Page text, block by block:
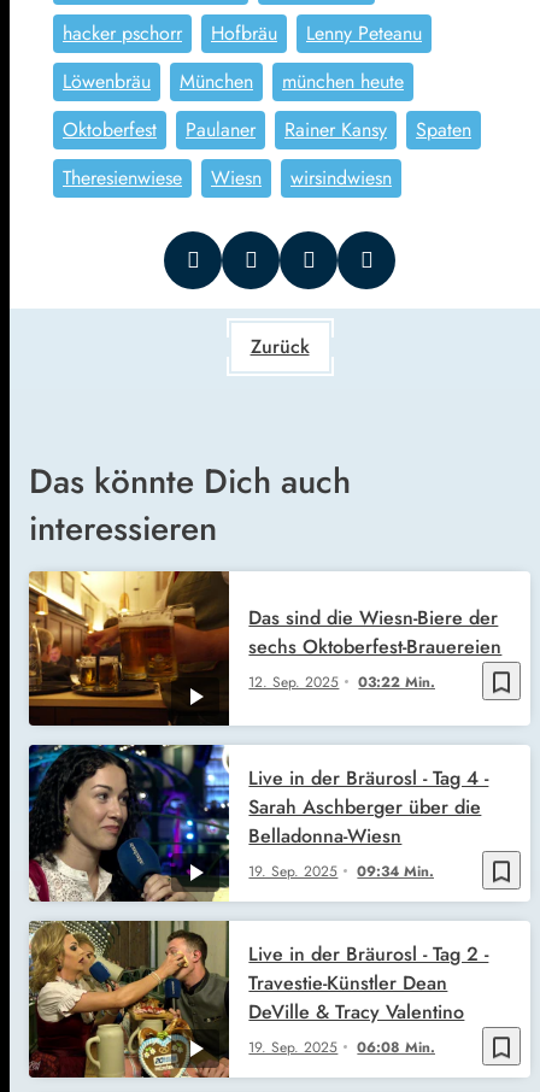
hacker pschorr
Hofbräu
Lenny Peteanu
Löwenbräu
München
münchen heute
Oktoberfest
Paulaner Rainer Kansy
Spaten
Theresienwiese
Wiesn wirsindwiesn
Zurück
Das könnte Dich auch
interessieren
bookmark_border
12. Sep. 2025 03:22 Min.
Das sind die Wiesn-Biere der
sechs Oktoberfest-Brauereien
bookmark_border
19. Sep. 2025 09:34 Min.
Live in der Bräurosl - Tag 4 -
Sarah Aschberger über die
Belladonna-Wiesn
bookmark_border
19. Sep. 2025 06:08 Min.
Live in der Bräurosl - Tag 2 -
Travestie-Künstler Dean
DeVille & Tracy Valentino